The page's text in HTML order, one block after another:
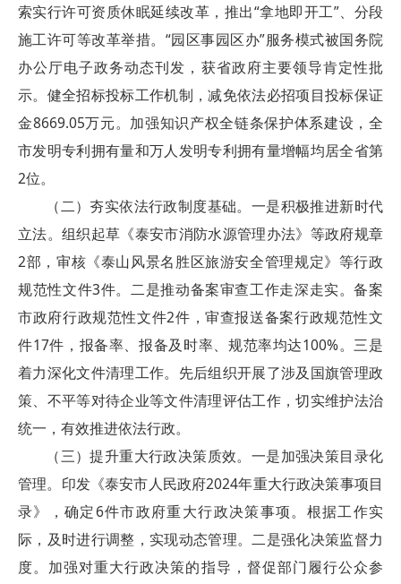
索实行许可资质休眠延续改革，推出“拿地即开工”、分段
施工许可等改革举措。“园区事园区办”服务模式被国务院
办公厅电子政务动态刊发，获省政府主要领导肯定性批
示。健全招标投标工作机制，减免依法必招项目投标保证
金8669.05万元。加强知识产权全链条保护体系建设，全
市发明专利拥有量和万人发明专利拥有量增幅均居全省第
2位。
（二）夯实依法行政制度基础。一是积极推进新时代
立法。组织起草《泰安市消防水源管理办法》等政府规章
2部，审核《泰山风景名胜区旅游安全管理规定》等行政
规范性文件3件。二是推动备案审查工作走深走实。备案
市政府行政规范性文件2件，审查报送备案行政规范性文
件17件，报备率、报备及时率、规范率均达100%。三是
着力深化文件清理工作。先后组织开展了涉及国旗管理政
策、不平等对待企业等文件清理评估工作，切实维护法治
统一，有效推进依法行政。
（三）提升重大行政决策质效。一是加强决策目录化
管理。印发《泰安市人民政府2024年重大行政决策事项目
录》，确定6件市政府重大行政决策事项。根据工作实
际，及时进行调整，实现动态管理。二是强化决策监督力
度。加强对重大行政决策的指导，督促部门履行公众参